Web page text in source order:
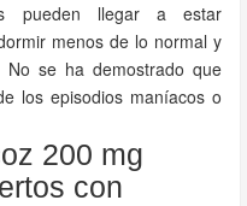
pueden llegar a estar
menos de lo normal y
No se ha demostrado que
los episodios maníacos o
200 mg
con